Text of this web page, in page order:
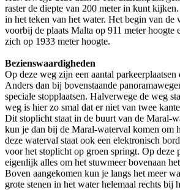
raster de diepte van 200 meter in kunt
in het teken van het water. Het begin van de
voorbij de plaats Malta op 911 meter hoogte
zich op 1933 meter hoogte.
Bezienswaardigheden
Op deze weg zijn een aantal
Anders dan bij bovenstaande
speciale stopplaatsen. Halverwege de weg
weg is hier zo smal dat er niet van twee
Dit stoplicht staat in de buurt van de Maral-
kun je dan bij de Maral-waterval komen om
deze waterval staat ook een elektronisch
voor het stoplicht op groen springt. Op deze
eigenlijk alles om het stuwmeer bovenaan
Boven aangekomen kun je langs het meer
grote stenen in het water helemaal rechts bij